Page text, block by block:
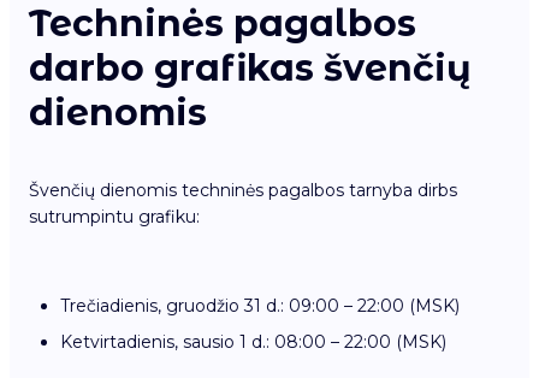
Techninės pagalbos
darbo grafikas švenčių
dienomis
Švenčių dienomis techninės pagalbos tarnyba dirbs
sutrumpintu grafiku:
Trečiadienis, gruodžio 31 d.: 09:00 – 22:00 (MSK)
Ketvirtadienis, sausio 1 d.: 08:00 – 22:00 (MSK)